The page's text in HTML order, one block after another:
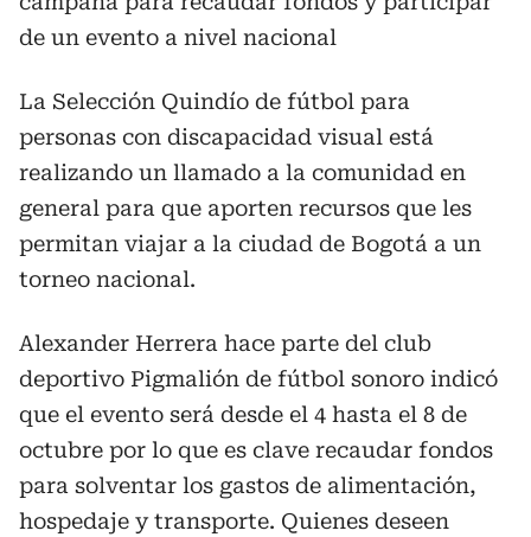
de un evento a nivel nacional
La Selección Quindío de fútbol para
personas con discapacidad visual está
realizando un llamado a la comunidad en
general para que aporten recursos que les
permitan viajar a la ciudad de Bogotá a un
torneo nacional.
Alexander Herrera hace parte del club
deportivo Pigmalión de fútbol sonoro indicó
que el evento será desde el 4 hasta el 8 de
octubre por lo que es clave recaudar fondos
para solventar los gastos de alimentación,
hospedaje y transporte. Quienes deseen